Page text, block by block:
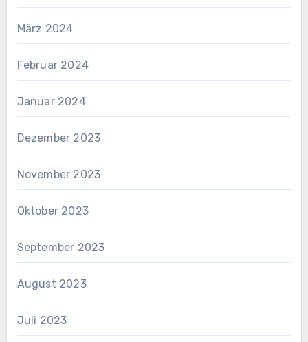
März 2024
Februar 2024
Januar 2024
Dezember 2023
November 2023
Oktober 2023
September 2023
August 2023
Juli 2023